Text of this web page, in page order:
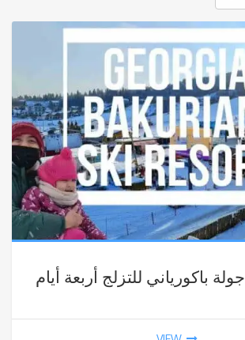
جولة باكورياني للتزلج أربعة أيام